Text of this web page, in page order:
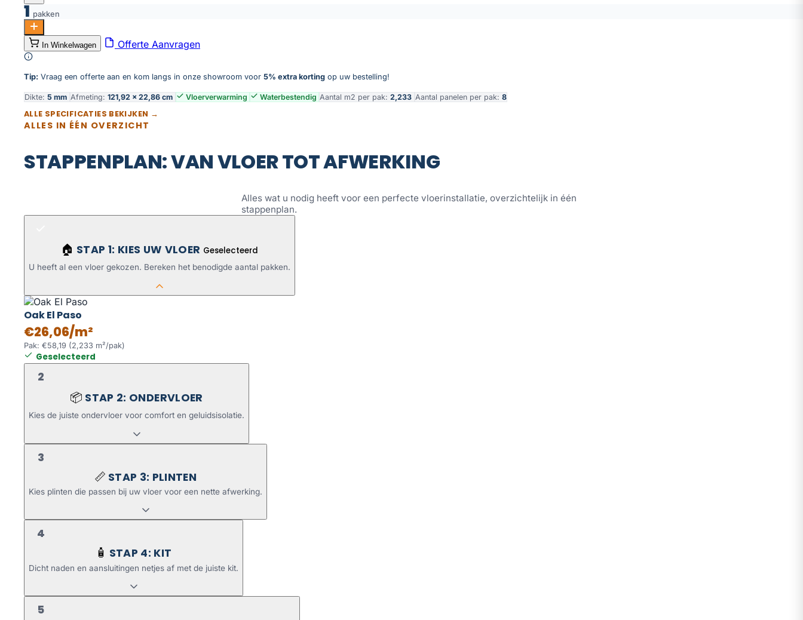
1 pakken
Oak El Paso aantal
Toevoegen aan winkelwagen
In Winkelwagen Offerte Aanvragen
Tip: Vraag een offerte aan en kom langs in onze showroom voor 5% extra korting op uw bestelling!
Dikte: 5 mm Afmeting: 121,92 × 22,86 cm Vloerverwarming Waterbestendig Aantal m2 per pak: 2,233 Aantal panelen per pak: 8
ALLE SPECIFICATIES BEKIJKEN →
ALLES IN ÉÉN OVERZICHT
STAPPENPLAN: VAN VLOER TOT AFWERKING
Alles wat u nodig heeft voor een perfecte vloerinstallatie, overzichtelijk in één
stappenplan.
🏠 STAP 1: KIES UW VLOER Geselecteerd
U heeft al een vloer gekozen. Bereken het benodigde aantal pakken.
Oak El Paso
€26,06/m²
Pak: €58,19 (2,233 m²/pak)
Geselecteerd
2
📦 STAP 2: ONDERVLOER
Kies de juiste ondervloer voor comfort en geluidsisolatie.
3
📏 STAP 3: PLINTEN
Kies plinten die passen bij uw vloer voor een nette afwerking.
4
🧴 STAP 4: KIT
Dicht naden en aansluitingen netjes af met de juiste kit.
5